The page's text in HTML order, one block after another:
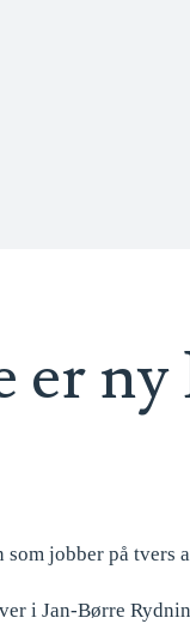
er
jobber på tvers
i Jan-Børre